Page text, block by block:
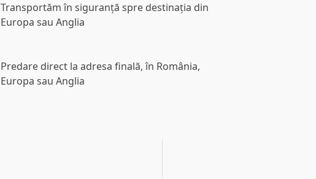
Transportăm în siguranță spre destinația din
Europa sau Anglia
Predare direct la adresa finală, în România,
Europa sau Anglia